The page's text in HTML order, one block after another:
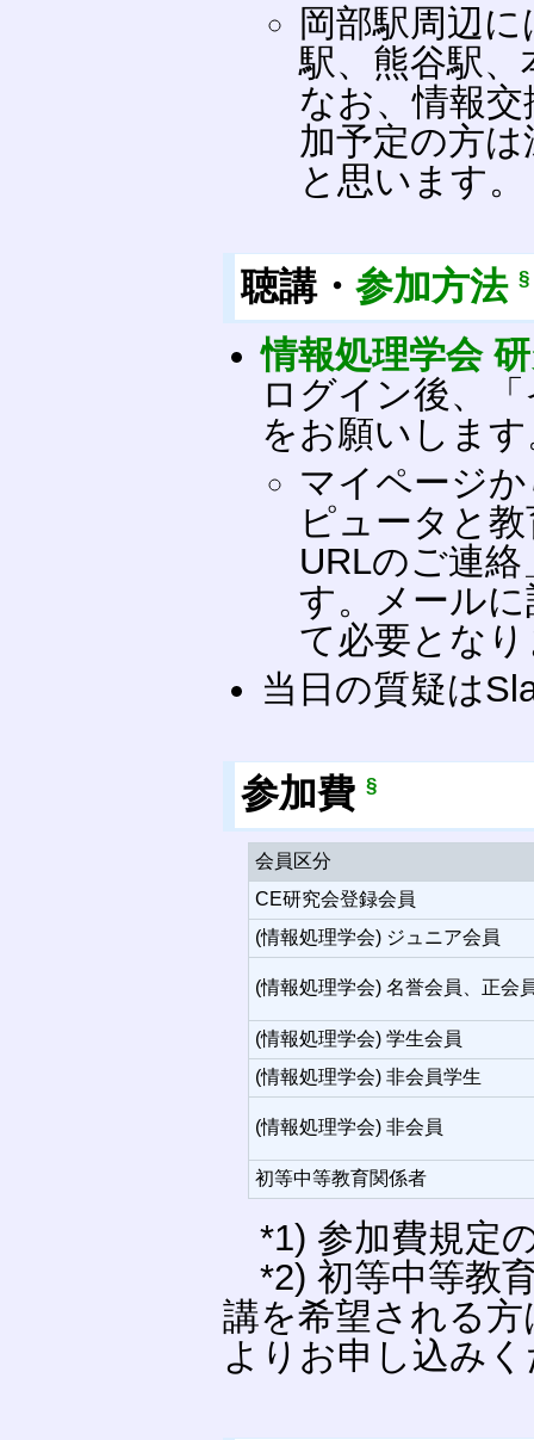
岡部駅周辺
駅、熊谷駅
なお、情報
加予定の方
と思います。
聴講・参加方法 §
情報処理学会
ログイン後、
をお願いしま
マイページ
ピュータと教
URLのご連
す。メール
て必要とな
当日の質疑は
参加費§
会員区分
CE研究会登録会員
(情報処理学会) ジュニア会員
(情報処理学会) 名誉会員、正会
(情報処理学会) 学生会員
(情報処理学会) 非会員学生
(情報処理学会) 非会員
初等中等教育関係者
*1) 参加費規定
*2) 初等中等教
講を希望される
よりお申し込み